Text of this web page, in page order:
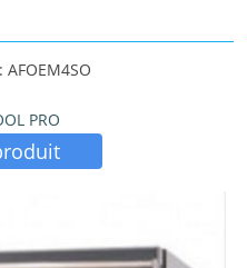
PRO